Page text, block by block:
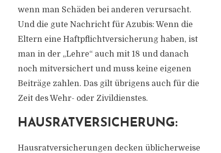
wenn man Schäden bei anderen verursacht.
Und die gute Nachricht für Azubis: Wenn die
Eltern eine Haftpflichtversicherung haben, ist
man in der „Lehre“ auch mit 18 und danach
noch mitversichert und muss keine eigenen
Beiträge zahlen. Das gilt übrigens auch für die
Zeit des Wehr- oder Zivildienstes.
HAUSRATVERSICHERUNG:
Hausratversicherungen decken üblicherweise